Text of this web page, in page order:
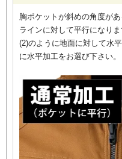
胸ポケットが斜めの角度が
ラインに対して平行になりま
(2)のように地面に対して水
に水平加工をお選び下さい。